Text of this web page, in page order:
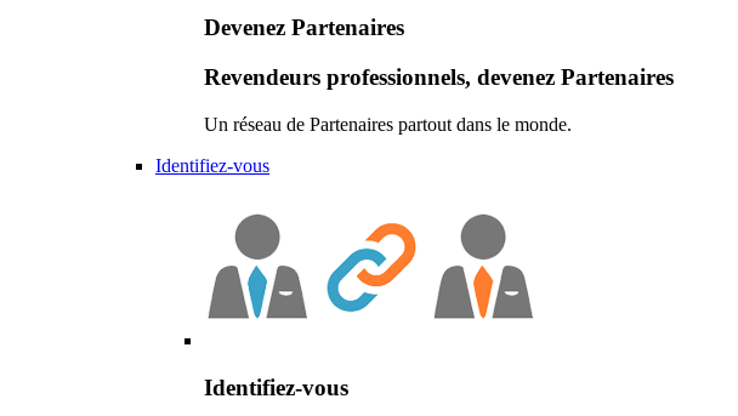
Devenez Partenaires
Revendeurs professionnels, devenez Partenaires
Un réseau de Partenaires partout dans le monde.
Identifiez-vous
Identifiez-vous